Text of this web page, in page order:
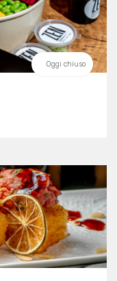
Oggi chiuso